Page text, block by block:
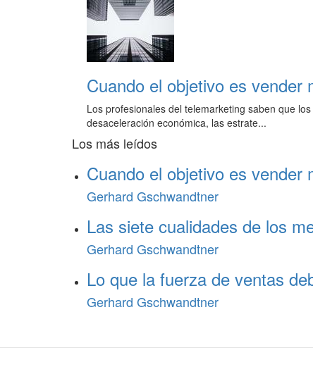
Cuando el objetivo es vender
Los profesionales del telemarketing saben que
desaceleración económica, las estrate...
Los más leídos
Cuando el objetivo es vender
Gerhard Gschwandtner
Las siete cualidades de los
Gerhard Gschwandtner
Lo que la fuerza de ventas
Gerhard Gschwandtner